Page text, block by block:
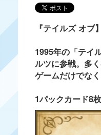
『テイルズ オ
1995年の「テイ
ルツに参戦。多
ゲームだけでな
1パックカード8